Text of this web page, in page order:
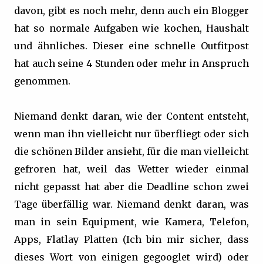
davon, gibt es noch mehr, denn auch ein Blogger
hat so normale Aufgaben wie kochen, Haushalt
und ähnliches. Dieser eine schnelle Outfitpost
hat auch seine 4 Stunden oder mehr in Anspruch
genommen.
Niemand denkt daran, wie der Content entsteht,
wenn man ihn vielleicht nur überfliegt oder sich
die schönen Bilder ansieht, für die man vielleicht
gefroren hat, weil das Wetter wieder einmal
nicht gepasst hat aber die Deadline schon zwei
Tage überfällig war. Niemand denkt daran, was
man in sein Equipment, wie Kamera, Telefon,
Apps, Flatlay Platten (Ich bin mir sicher, dass
dieses Wort von einigen gegooglet wird) oder